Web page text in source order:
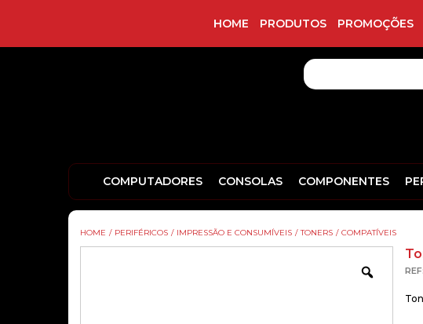
HOME PRODUTOS PROMOÇÕES
COMPUTADORES CONSOLAS COMPONENTES
HOME / PERIFÉRICOS / IMPRESSÃO E CONSUMÍVEIS / TONERS / COMPATÍVEIS
ZoomREF: